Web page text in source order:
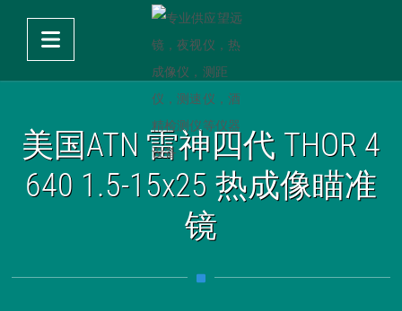
美国ATN 雷神四代 THOR 4
640 1.5-15x25 热成像瞄准
镜